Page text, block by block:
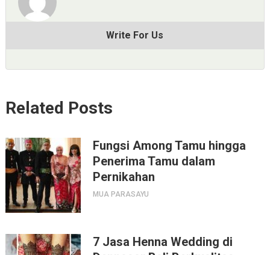
Write For Us
Related Posts
Fungsi Among Tamu hingga
Penerima Tamu dalam
Pernikahan
MUA PARASAYU
7 Jasa Henna Wedding di